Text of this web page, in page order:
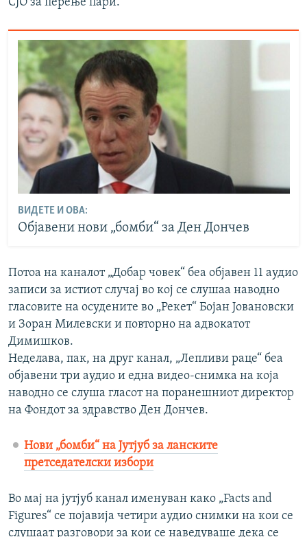
ВИДЕТЕ И ОВА:
Објавени нови „бомби“ за Ден Дончев
Потоа на каналот „Добар човек“ беа објавен 11 аудио
записи за истиот случај во кој се слушаа наводно
гласовите на осудените во „Рекет“ Бојан Јовановски
и Зоран Милевски и повторно на адвокатот
Димишков.
Неделава, пак, на друг канал, „Лепливи раце“ беа
објавени три аудио и една видео-снимка на која
наводно се слуша гласот на поранешниот директор
на Фондот за здравство Ден Дончев.
Нови „бомби“ на Јутјуб за ланските
претседателски избори
Во мај на јутјуб канал именуван како „Facts and
Figures“ се појавија четири аудио снимки на кои се
слушаат разговори за кои се наведуваше дека се